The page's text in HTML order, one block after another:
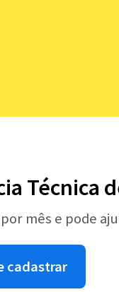
Técnica
mês e pode
cadastrar